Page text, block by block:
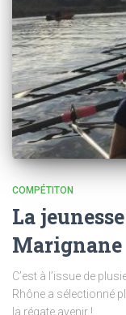
COMPÉTITON
La
Marignane
C’est à l’issue de
Rhône a sélectionné
la régate avenir !